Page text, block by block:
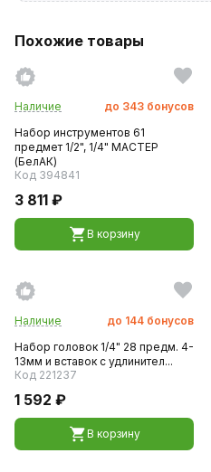
Похожие товары
Наличие до 343 бонусов
Набор инструментов 61
предмет 1/2", 1/4" МАСТЕР
(БелАК)
Код 394841
3 811 ₽
В корзину
Наличие до 144 бонусов
Набор головок 1/4" 28 предм. 4-
13мм и вставок с удлинител...
Код 221237
1 592 ₽
В корзину